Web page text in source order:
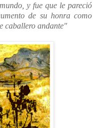
y fue que le pareció
de su honra como
caballero andante"